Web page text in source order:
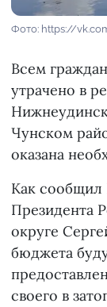
Фото: https://
Всем
утрачено в
Чунском
оказана
Как сообщил
Президента
округе
бюджета
своего в